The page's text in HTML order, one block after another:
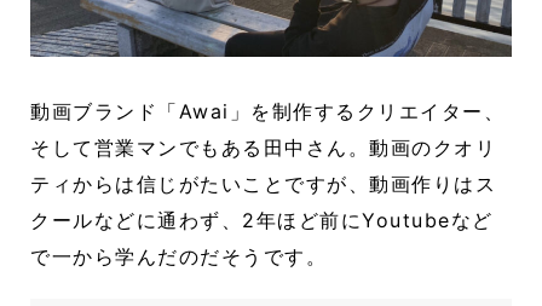
動画ブランド「Awai」を制作するクリエイター、
そして営業マンでもある田中さん。動画のクオリ
ティからは信じがたいことですが、動画作りはス
クールなどに通わず、2年ほど前にYoutubeなど
で一から学んだのだそうです。